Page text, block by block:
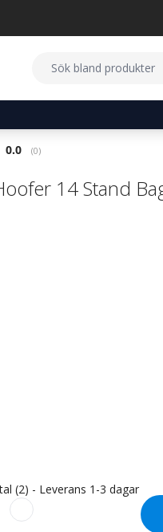
Snittbetyg:
0.0 (röster:
0)
14 Stand
(2) - Leverans 1-3 dagar